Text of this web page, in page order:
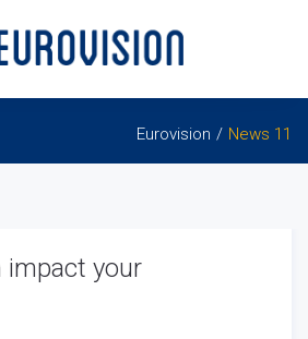
Eurovision News 11
impact your